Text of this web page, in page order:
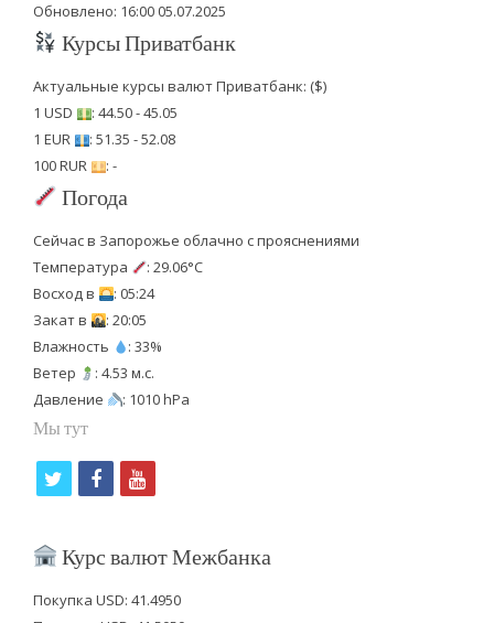
Обновлено: 16:00 05.07.2025
Курсы Приватбанк
Актуальные курсы валют Приватбанк: ($)
1 USD
: 44.50 - 45.05
1 EUR
: 51.35 - 52.08
100 RUR
: -
Погода
Сейчас в Запорожье облачно с прояснениями
Температура
: 29.06°C
Восход в
: 05:24
Закат в
: 20:05
Влажность
: 33%
Ветер
: 4.53 м.с.
Давление
: 1010 hPa
Мы тут
i
f
c
y
u
Курс валют Межбанка
Покупка USD: 41.4950